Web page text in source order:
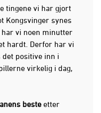
tingene vi har gjort
Kongsvinger synes
vi noen minutter
hardt. Derfor har vi
positive inn i
virkelig i dag,
beste etter